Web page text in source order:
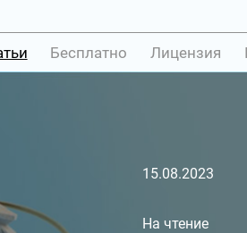
Бесплатно Лицензия
15.08.2023
На чтение